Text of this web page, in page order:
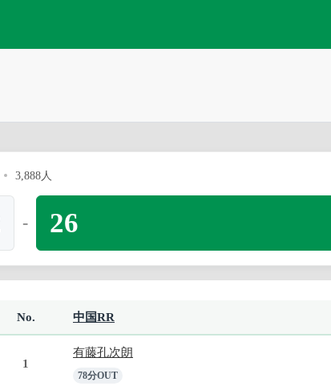
3,888人
- 26
No. 中国RR
1
有藤孔次朗
78分OUT